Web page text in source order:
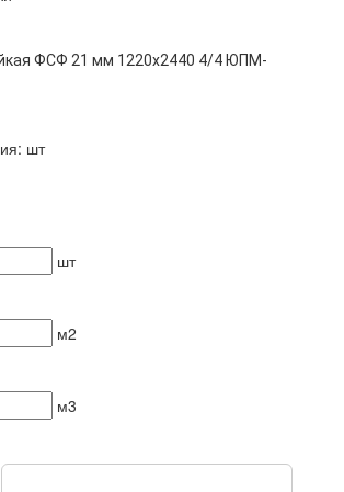
ФСФ 21 мм 1220х2440 4/4 ЮПМ-
шт
шт
м2
м3